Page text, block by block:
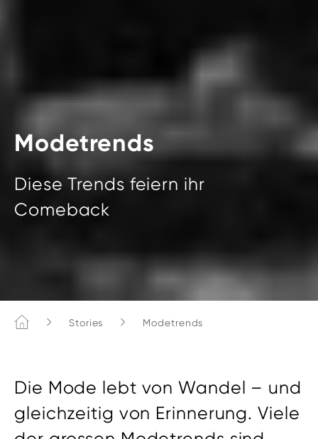
Modetrends
Diese Trends feiern ihr
Comeback
Home Stories Modetrends
Die Mode lebt von Wandel – und
gleichzeitig von Erinnerung. Viele